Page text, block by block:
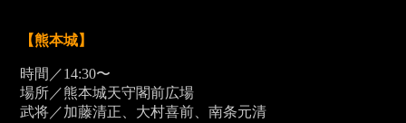
【熊本城】
時間／14:30〜
場所／熊本城天守閣前広場
武将／加藤清正、大村喜前、南条元清